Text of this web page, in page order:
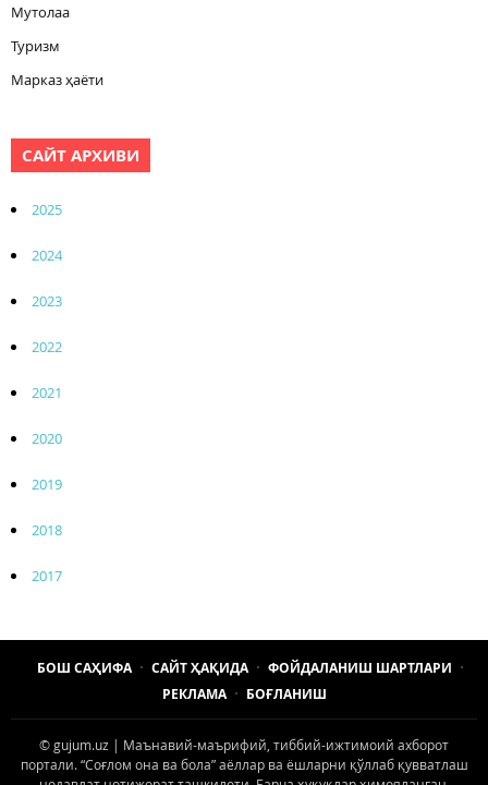
Мутолаа
Туризм
Марказ ҳаёти
САЙТ АРХИВИ
2025
2024
2023
2022
2021
2020
2019
2018
2017
БОШ САҲИФА САЙТ ҲАҚИДА
ФОЙДАЛАНИШ ШАРТЛАРИ
РЕКЛАМА
БОҒЛАНИШ
© gujum.uz | Маънавий-маърифий, тиббий-ижтимоий ахборот
портали. “Соғлом она ва бола” аёллар ва ёшларни қўллаб қувватлаш